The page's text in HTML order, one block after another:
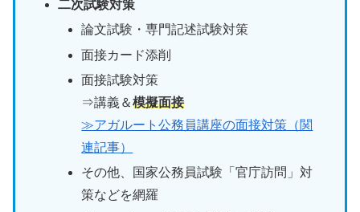
二次試験対策
論文試験・専門記述試験対策
面接カード添削
面接試験対策
⇒講義＆模擬面接
≫アガルート公務員講座の面接対策（関
連記事）
その他、国家公務員試験「官庁訪問」対
策などを網羅